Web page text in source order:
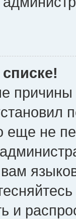
причины
еще не
и